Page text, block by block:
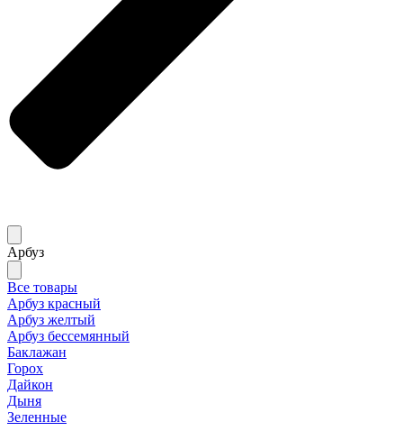
Арбуз
Все товары
Арбуз красный
Арбуз желтый
Арбуз бессемянный
Баклажан
Горох
Дайкон
Дыня
Зеленные